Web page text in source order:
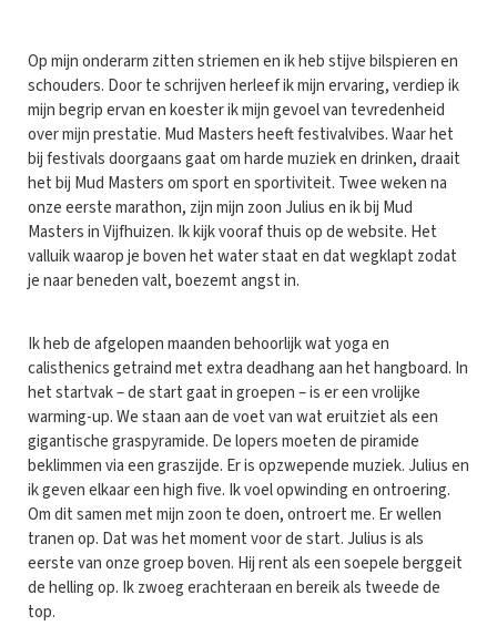
Op mijn onderarm zitten striemen en ik heb stijve bilspieren en
schouders. Door te schrijven herleef ik mijn ervaring, verdiep ik
mijn begrip ervan en koester ik mijn gevoel van tevredenheid
over mijn prestatie. Mud Masters heeft festivalvibes. Waar het
bij festivals doorgaans gaat om harde muziek en drinken, draait
het bij Mud Masters om sport en sportiviteit. Twee weken na
onze eerste marathon, zijn mijn zoon Julius en ik bij Mud
Masters in Vijfhuizen. Ik kijk vooraf thuis op de website. Het
valluik waarop je boven het water staat en dat wegklapt zodat
je naar beneden valt, boezemt angst in.
Ik heb de afgelopen maanden behoorlijk wat yoga en
calisthenics getraind met extra deadhang aan het hangboard. In
het startvak – de start gaat in groepen – is er een vrolijke
warming-up. We staan aan de voet van wat eruitziet als een
gigantische graspyramide. De lopers moeten de piramide
beklimmen via een graszijde. Er is opzwepende muziek. Julius en
ik geven elkaar een high five. Ik voel opwinding en ontroering.
Om dit samen met mijn zoon te doen, ontroert me. Er wellen
tranen op. Dat was het moment voor de start. Julius is als
eerste van onze groep boven. Hij rent als een soepele berggeit
de helling op. Ik zwoeg erachteraan en bereik als tweede de
top.